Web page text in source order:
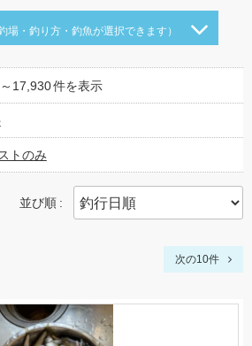
釣場・釣り方・釣魚が選択できます）
17,930件を表示
トのみ
並び順
次の10件